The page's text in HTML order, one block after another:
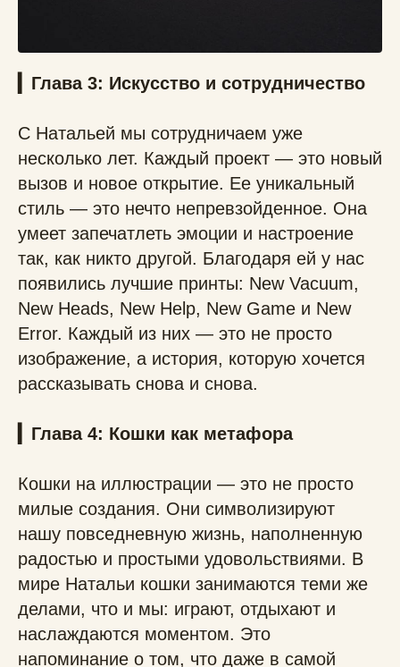
▎Глава 3: Искусство и сотрудничество
С Натальей мы сотрудничаем уже
несколько лет. Каждый проект — это новый
вызов и новое открытие. Ее уникальный
стиль — это нечто непревзойденное. Она
умеет запечатлеть эмоции и настроение
так, как никто другой. Благодаря ей у нас
появились лучшие принты: New Vacuum,
New Heads, New Help, New Game и New
Error. Каждый из них — это не просто
изображение, а история, которую хочется
рассказывать снова и снова.
▎Глава 4: Кошки как метафора
Кошки на иллюстрации — это не просто
милые создания. Они символизируют
нашу повседневную жизнь, наполненную
радостью и простыми удовольствиями. В
мире Натальи кошки занимаются теми же
делами, что и мы: играют, отдыхают и
наслаждаются моментом. Это
напоминание о том, что даже в самой